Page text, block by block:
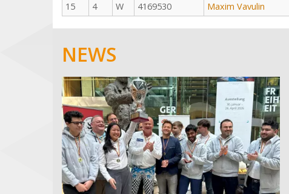
15
4 W 4169530 Maxim Vavulin
NEWS